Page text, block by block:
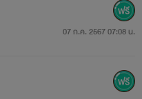
07 ก.ค. 2567 07:08 น.